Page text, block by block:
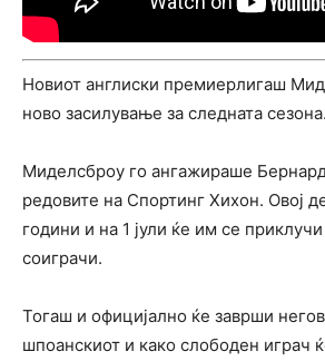
Новиот англиски премиерлигаш
ново засилување за следната сезона.
Миделсброу го ангажираше
редовите на Спортинг Хихон. Овој
години и на 1 јули ќе им се
соиграчи.
Тогаш и официјално ќе заврши
шпоанскиот и како слободен играч